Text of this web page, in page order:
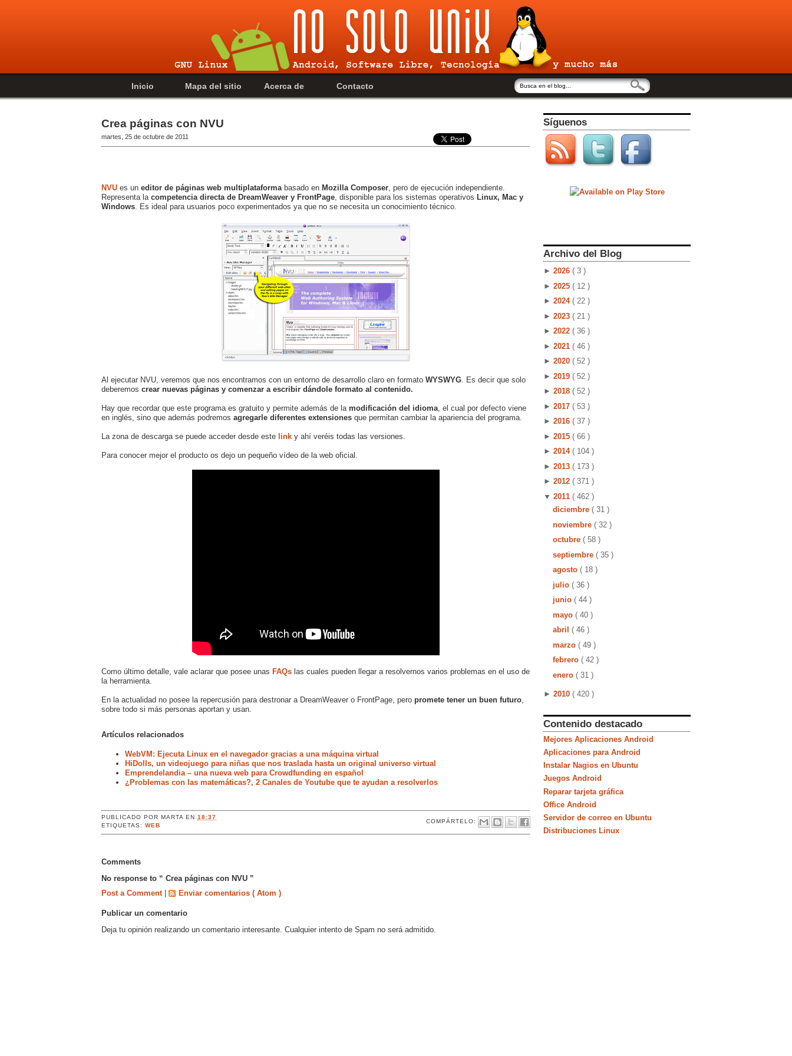
Inicio Mapa del sitio Acerca de Contacto
Crea páginas con NVU
martes, 25 de octubre de 2011
NVU es un editor de páginas web multiplataforma basado en Mozilla Composer , pero de ejecución independiente.
Representa la competencia directa de DreamWeaver y FrontPage , disponible para los sistemas operativos Linux, Mac y
Windows . Es ideal para usuarios poco experimentados ya que no se necesita un conocimiento técnico.
Al ejecutar NVU, veremos que nos encontramos con un entorno de desarrollo claro en formato WYSWYG . Es decir que solo
deberemos crear nuevas páginas y comenzar a escribir dándole formato al contenido.
Hay que recordar que este programa es gratuito y permite además de la modificación del idioma , el cual por defecto viene
en inglés, sino que además podremos agregarle diferentes extensiones que permitan cambiar la apariencia del programa.
La zona de descarga se puede acceder desde este link y ahí veréis todas las versiones.
Para conocer mejor el producto os dejo un pequeño vídeo de la web oficial.
Como último detalle, vale aclarar que posee unas FAQs las cuales pueden llegar a resolvernos varios problemas en el uso de
la herramienta.
En la actualidad no posee la repercusión para destronar a DreamWeaver o FrontPage, pero promete tener un buen futuro
sobre todo si más personas aportan y usan.
Artículos relacionados
WebVM: Ejecuta Linux en el navegador gracias a una máquina virtual
HiDolls, un videojuego para niñas que nos traslada hasta un original universo virtual
Emprendelandia – una nueva web para Crowdfunding en español
¿Problemas con las matemáticas?, 2 Canales de Youtube que te ayudan a resolverlos
PUBLICADO PORMARTAEN18:37
COMPÁRTELO:
ETIQUETAS:WEB
Comments
No response to “ Crea páginas con NVU ”
Post a Comment
Enviar comentarios ( Atom )
Publicar un comentario
Deja tu opinión realizando un comentario interesante. Cualquier intento de Spam no será admitido.
Síguenos
Archivo del Blog
► 2026 ( 3 )
► 2025 ( 12 )
► 2024 ( 22 )
► 2023 ( 21 )
► 2022 ( 36 )
► 2021 ( 46 )
► 2020 ( 52 )
► 2019 ( 52 )
► 2018 ( 52 )
► 2017 ( 53 )
► 2016 ( 37 )
► 2015 ( 66 )
► 2014 ( 104 )
► 2013 ( 173 )
► 2012 ( 371 )
▼ 2011 ( 462 )
diciembre ( 31 )
noviembre ( 32 )
octubre ( 58 )
septiembre ( 35 )
agosto ( 18 )
julio ( 36 )
junio ( 44 )
mayo ( 40 )
abril ( 46 )
marzo ( 49 )
febrero ( 42 )
enero ( 31 )
► 2010 ( 420 )
Contenido destacado
Mejores Aplicaciones Android
Aplicaciones para Android
Instalar Nagios en Ubuntu
Juegos Android
Reparar tarjeta gráfica
Office Android
Servidor de correo en Ubuntu
Distribuciones Linux